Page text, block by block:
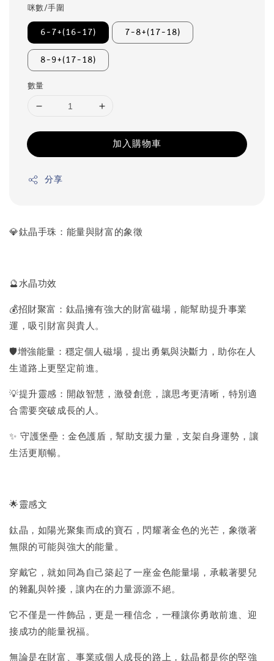
咪數/手圍
6-7+(16-17) 7-8+(17-18)
8-9+(17-18)
數量
加入購物車
分享
💎鈦晶手珠：能量與財富的象徵
🔮水晶功效
💰招財聚富：鈦晶擁有強大的財富磁場，能幫助提升事業
運，吸引財富與貴人。
🛡️增強能量：穩定個人磁場，提出勇氣與決斷力，助你在人
生道路上更堅定前進。
💡提升靈感：開啟智慧，激發創意，讓思考更清晰，特別適
合需要突破成長的人。
✨ 守護堡壘：金色護盾，幫助支援力量，支架自身運勢，讓
生活更順暢。
🌟靈感文
鈦晶，如陽光聚集而成的寶石，閃耀著金色的光芒，象徵著
無限的可能與強大的能量。
穿戴它，就如同為自己築起了一座金色能量場，承載著嬰兒
的雜亂與幹擾，讓內在的力量源源不絕。
它不僅是一件飾品，更是一種信念，一種讓你勇敢前進、迎
接成功的能量祝福。
無論是在財富、事業或個人成長的路上，鈦晶都是你的堅強